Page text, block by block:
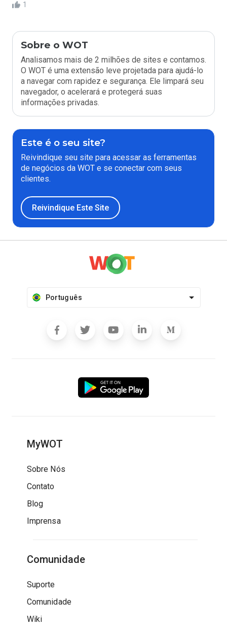
1
Sobre o WOT
Analisamos mais de 2 milhões de sites e contamos.
O WOT é uma extensão leve projetada para ajudá-lo
a navegar com rapidez e segurança. Ele limpará seu
navegador, o acelerará e protegerá suas
informações privadas.
Este é o seu site?
Reivindique seu site para acessar as ferramentas
de negócios da WOT e se conectar com seus
clientes.
Reivindique Este Site
Português
MyWOT
Sobre Nós
Contato
Blog
Imprensa
Comunidade
Suporte
Comunidade
Wiki